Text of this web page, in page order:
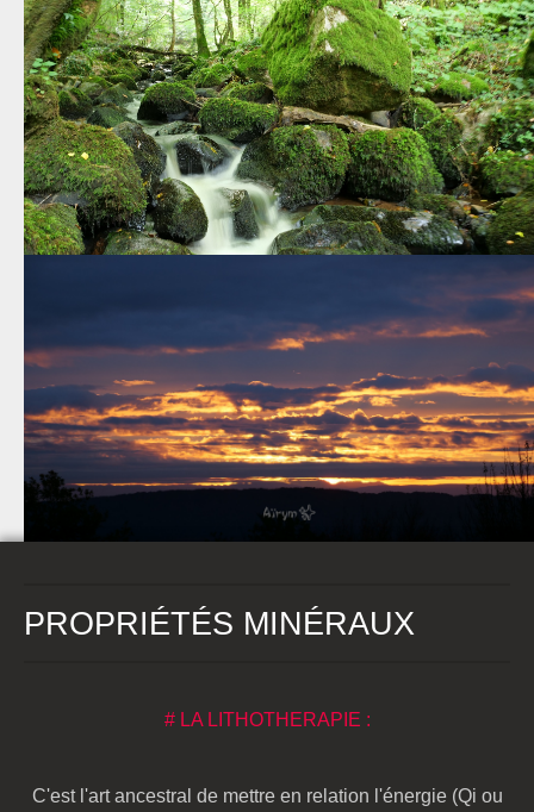
PROPRIÉTÉS MINÉRAUX
# LA LITHOTHERAPIE :
C'est l'art ancestral de mettre en relation l'énergie (Qi ou